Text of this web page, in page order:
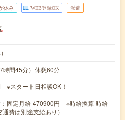
休み WEB登録OK 派遣
時間45分）休憩60分
※スタート日相談OK！
：固定月給 470900円 ※時給換算 時給
費は別途支給あり）